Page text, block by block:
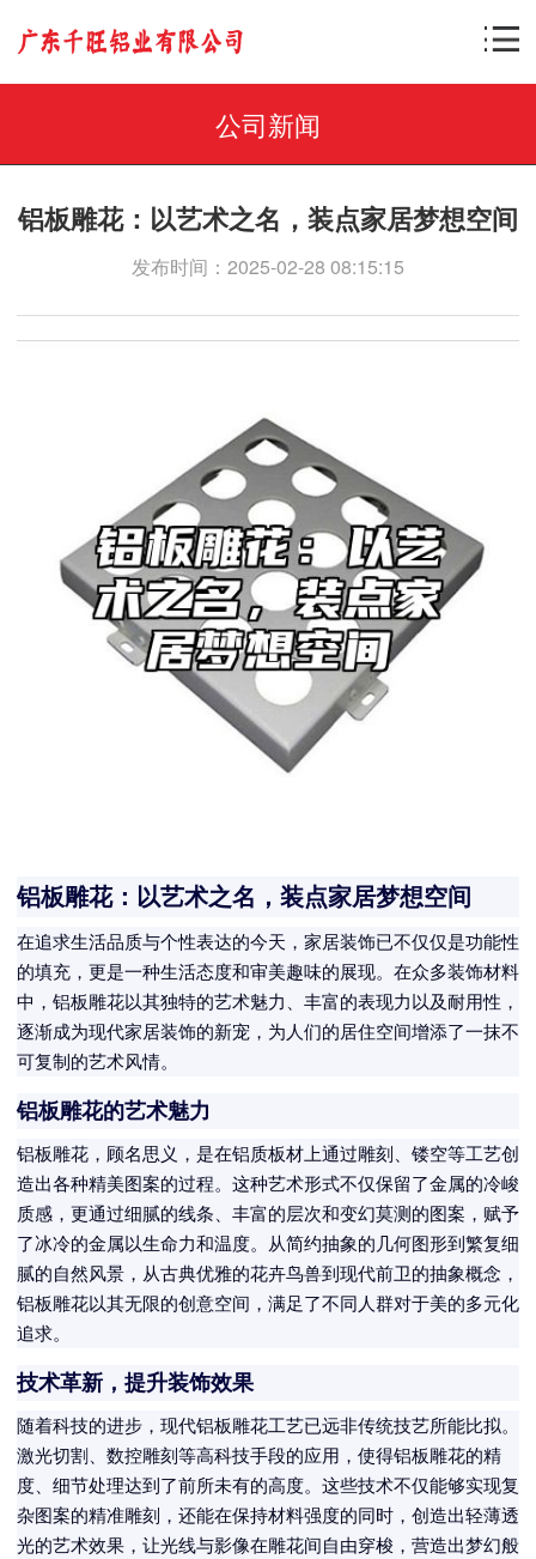
公司新闻
铝板雕花：以艺术之名，装点家居梦想空间
发布时间：2025-02-28 08:15:15
铝板雕花：以艺术之名，装点家居梦想空间
在追求生活品质与个性表达的今天，家居装饰已不仅仅是功能性
的填充，更是一种生活态度和审美趣味的展现。在众多装饰材料
中，铝板雕花以其独特的艺术魅力、丰富的表现力以及耐用性，
逐渐成为现代家居装饰的新宠，为人们的居住空间增添了一抹不
可复制的艺术风情。
铝板雕花的艺术魅力
铝板雕花，顾名思义，是在铝质板材上通过雕刻、镂空等工艺创
造出各种精美图案的过程。这种艺术形式不仅保留了金属的冷峻
质感，更通过细腻的线条、丰富的层次和变幻莫测的图案，赋予
了冰冷的金属以生命力和温度。从简约抽象的几何图形到繁复细
腻的自然风景，从古典优雅的花卉鸟兽到现代前卫的抽象概念，
铝板雕花以其无限的创意空间，满足了不同人群对于美的多元化
追求。
技术革新，提升装饰效果
随着科技的进步，现代铝板雕花工艺已远非传统技艺所能比拟。
激光切割、数控雕刻等高科技手段的应用，使得铝板雕花的精
度、细节处理达到了前所未有的高度。这些技术不仅能够实现复
杂图案的精准雕刻，还能在保持材料强度的同时，创造出轻薄透
光的艺术效果，让光线与影像在雕花间自由穿梭，营造出梦幻般